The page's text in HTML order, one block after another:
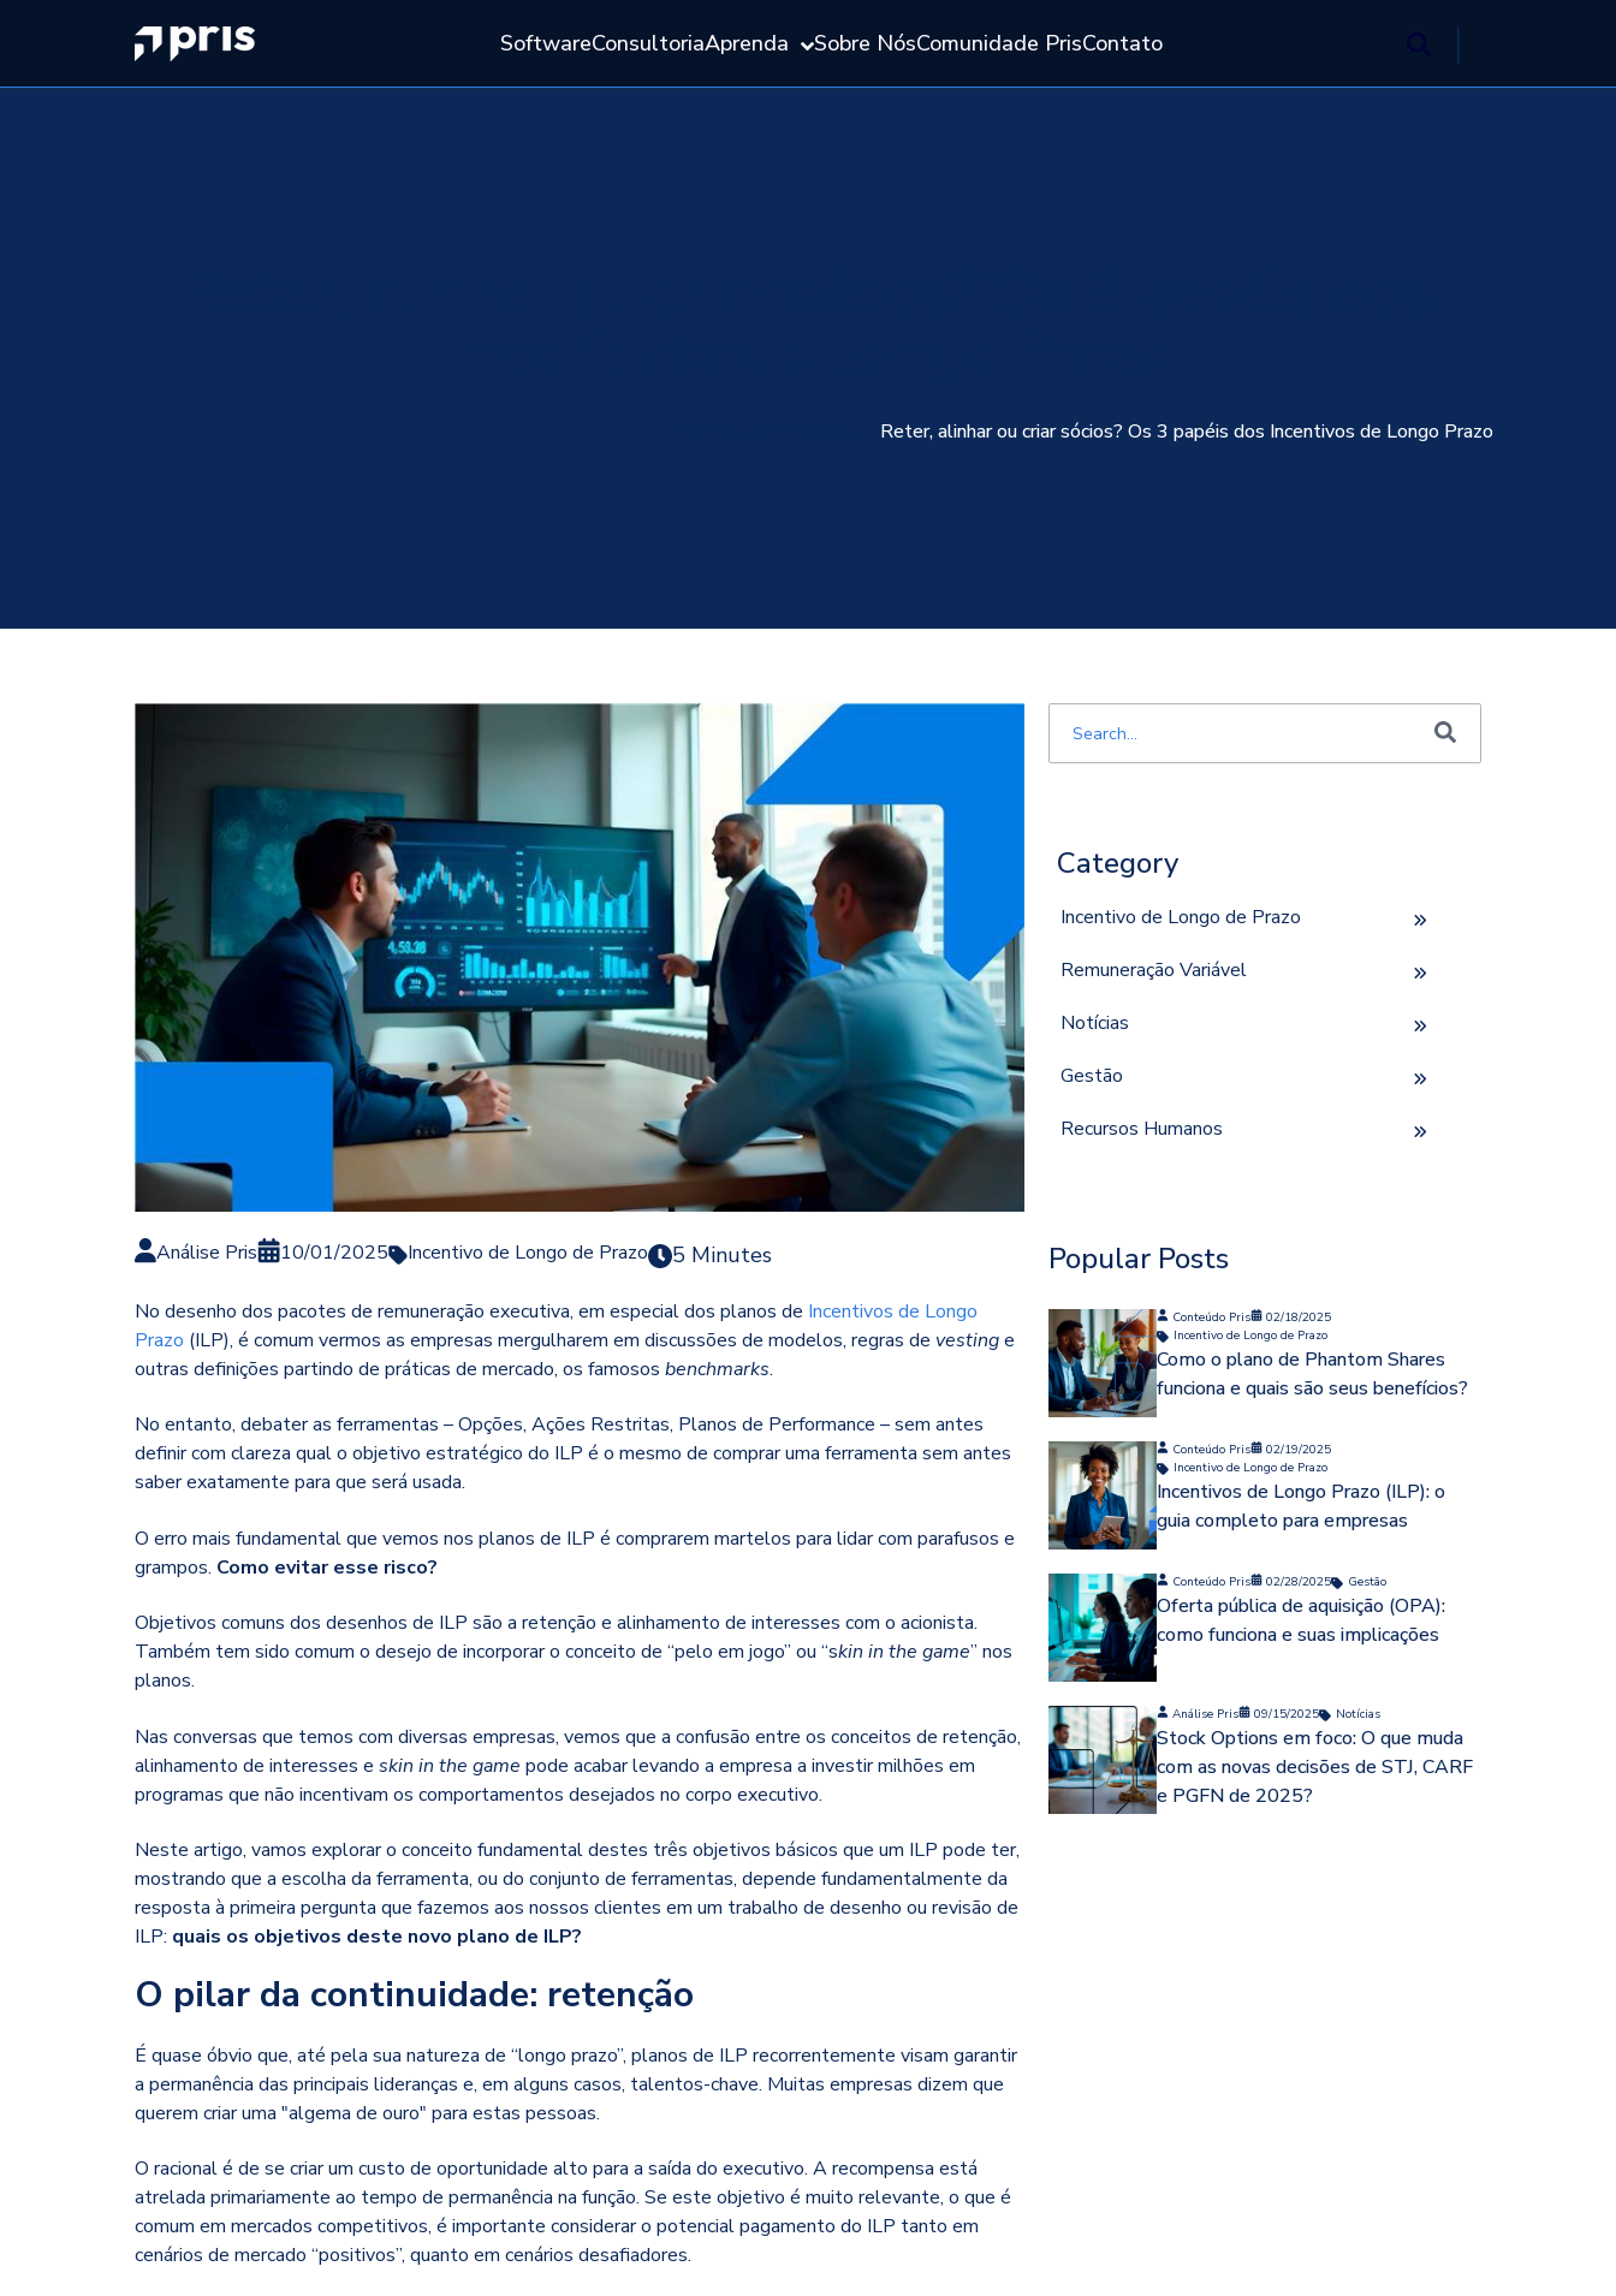
SoftwareConsultoriaAprenda Sobre NósComunidade PrisContato
Reter, alinhar ou criar sócios? Os 3 papéis dos Incentivos de Longo Prazo
Análise Pris 10/01/2025 Incentivo de Longo de Prazo 5 Minutes
No desenho dos pacotes de remuneração executiva, em especial dos planos de Incentivos de Longo
Prazo (ILP), é comum vermos as empresas mergulharem em discussões de modelos, regras de vestinge
outras definições partindo de práticas de mercado, os famosos benchmarks.
No entanto, debater as ferramentas – Opções, Ações Restritas, Planos de Performance – sem antes
definir com clareza qual o objetivo estratégico do ILP é o mesmo de comprar uma ferramenta sem antes
saber exatamente para que será usada.
O erro mais fundamental que vemos nos planos de ILP é comprarem martelos para lidar com parafusos e
grampos. Como evitar esse risco?
Objetivos comuns dos desenhos de ILP são a retenção e alinhamento de interesses com o acionista.
Também tem sido comum o desejo de incorporar o conceito de “pelo em jogo” ou “skin in the game” nos
planos.
Nas conversas que temos com diversas empresas, vemos que a confusão entre os conceitos de retenção,
alinhamento de interesses e skin in the game pode acabar levando a empresa a investir milhões em
programas que não incentivam os comportamentos desejados no corpo executivo.
Neste artigo, vamos explorar o conceito fundamental destes três objetivos básicos que um ILP pode ter,
mostrando que a escolha da ferramenta, ou do conjunto de ferramentas, depende fundamentalmente da
resposta à primeira pergunta que fazemos aos nossos clientes em um trabalho de desenho ou revisão de
ILP: quais os objetivos deste novo plano de ILP?
O pilar da continuidade: retenção
É quase óbvio que, até pela sua natureza de “longo prazo”, planos de ILP recorrentemente visam garantir
a permanência das principais lideranças e, em alguns casos, talentos-chave. Muitas empresas dizem que
querem criar uma "algema de ouro" para estas pessoas.
O racional é de se criar um custo de oportunidade alto para a saída do executivo. A recompensa está
atrelada primariamente ao tempo de permanência na função. Se este objetivo é muito relevante, o que é
comum em mercados competitivos, é importante considerar o potencial pagamento do ILP tanto em
cenários de mercado “positivos”, quanto em cenários desafiadores.
Este é um campo de pesquisa com recurso de sugestão automática
Category
Incentivo de Longo de Prazo
Remuneração Variável
Notícias
Gestão
Recursos Humanos
Popular Posts
Conteúdo Pris
02/18/2025
Incentivo de Longo de Prazo
Como o plano de Phantom Shares
funciona e quais são seus benefícios?
Conteúdo Pris
02/19/2025
Incentivo de Longo de Prazo
Incentivos de Longo Prazo (ILP): o
guia completo para empresas
Conteúdo Pris 02/28/2025 Gestão
Oferta pública de aquisição (OPA):
como funciona e suas implicações
Análise Pris 09/15/2025 Notícias
Stock Options em foco: O que muda
com as novas decisões de STJ, CARF
e PGFN de 2025?